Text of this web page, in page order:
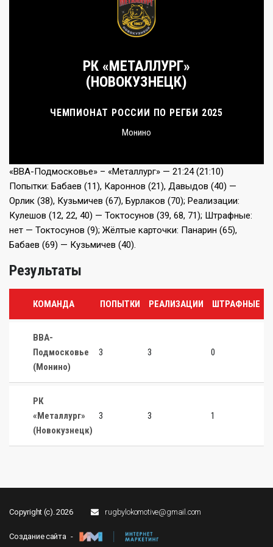
РК «МЕТАЛЛУРГ»
(НОВОКУЗНЕЦК)
ЧЕМПИОНАТ РОССИИ ПО РЕГБИ 2025
Монино
«ВВА-Подмосковье» – «Металлург» — 21:24 (21:10)
Попытки: Бабаев (11), Кароннов (21), Давыдов (40) —
Орлик (38), Кузьмичев (67), Бурлаков (70); Реализации:
Кулешов (12, 22, 40) — Токтосунов (39, 68, 71); Штрафные:
нет — Токтосунов (9); Жёлтые карточки: Панарин (65),
Бабаев (69) — Кузьмичев (40).
Результаты
КОМАНДА ПОПЫТКИ РЕАЛИЗАЦИИ ШТРАФНЫЕ
ВВА-
Подмосковье
(Монино)
3 3 0
РК
«Металлург»
(Новокузнецк)
3 3 1
Copyright (c). 2026 rugbylokomotive@gmail.com
Создание сайта -